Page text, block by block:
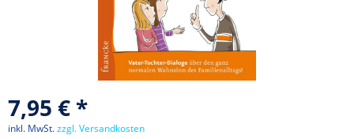
7,95 € *
inkl. MwSt.zzgl. Versandkosten